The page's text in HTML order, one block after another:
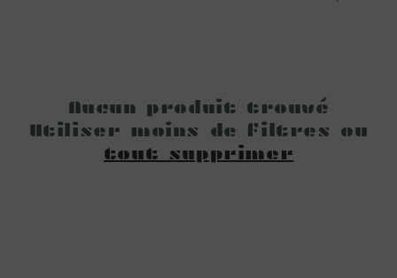
Aucun produit trouvé
Utiliser moins de filtres ou
tout supprimer